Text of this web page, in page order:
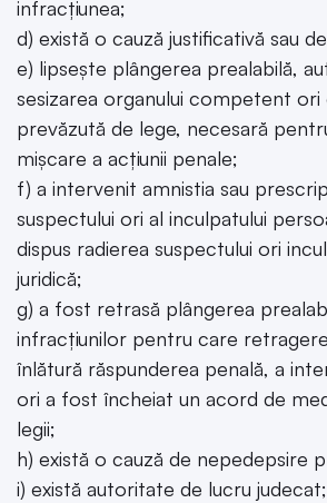
infracţiunea;
d) există o cauză justificativă sau
e) lipseşte plângerea prealabilă,
sesizarea organului competent
prevăzută de lege, necesară
mişcare a acţiunii penale;
f) a intervenit amnistia sau
suspectului ori al inculpatului
dispus radierea suspectului ori
juridică;
g) a fost retrasă plângerea
infracţiunilor pentru care
înlătură răspunderea penală, a
ori a fost încheiat un acord de
legii;
h) există o cauză de nepedepsire
i) există autoritate de lucru judecat;